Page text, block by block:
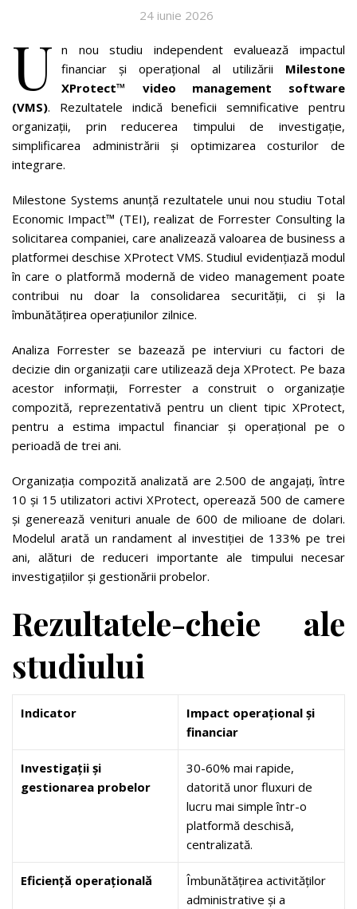
24 iunie 2026
U n nou studiu independent evaluează impactul
financiar și operațional al utilizării Milestone
XProtect™ video management software
(VMS). Rezultatele indică beneficii semnificative pentru
organizații, prin reducerea timpului de investigație,
simplificarea administrării și optimizarea costurilor de
integrare.
Milestone Systems anunță rezultatele unui nou studiu Total
Economic Impact™ (TEI), realizat de Forrester Consulting la
solicitarea companiei, care analizează valoarea de business a
platformei deschise XProtect VMS. Studiul evidențiază modul
în care o platformă modernă de video management poate
contribui nu doar la consolidarea securității, ci și la
îmbunătățirea operațiunilor zilnice.
Analiza Forrester se bazează pe interviuri cu factori de
decizie din organizații care utilizează deja XProtect. Pe baza
acestor informații, Forrester a construit o organizație
compozită, reprezentativă pentru un client tipic XProtect,
pentru a estima impactul financiar și operațional pe o
perioadă de trei ani.
Organizația compozită analizată are 2.500 de angajați, între
10 și 15 utilizatori activi XProtect, operează 500 de camere
și generează venituri anuale de 600 de milioane de dolari.
Modelul arată un randament al investiției de 133% pe trei
ani, alături de reduceri importante ale timpului necesar
investigațiilor și gestionării probelor.
Rezultatele-cheie ale
studiului
Indicator
Impact operațional și
financiar
Investigații și
gestionarea probelor
30-60% mai rapide,
datorită unor fluxuri de
lucru mai simple într-o
platformă deschisă,
centralizată.
Eficiență operațională
Îmbunătățirea activităților
administrative și a